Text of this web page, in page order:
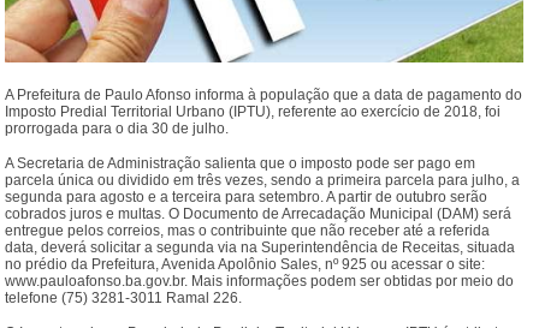
A Prefeitura de Paulo Afonso informa à população que a data de pagamento do
Imposto Predial Territorial Urbano (IPTU), referente ao exercício de 2018, foi
prorrogada para o dia 30 de julho.
A Secretaria de Administração salienta que o imposto pode ser pago em
parcela única ou dividido em três vezes, sendo a primeira parcela para julho, a
segunda para agosto e a terceira para setembro. A partir de outubro serão
cobrados juros e multas. O Documento de Arrecadação Municipal (DAM) será
entregue pelos correios, mas o contribuinte que não receber até a referida
data, deverá solicitar a segunda via na Superintendência de Receitas, situada
no prédio da Prefeitura, Avenida Apolônio Sales, nº 925 ou acessar o site:
www.pauloafonso.ba.gov.br. Mais informações podem ser obtidas por meio do
telefone (75) 3281-3011 Ramal 226.